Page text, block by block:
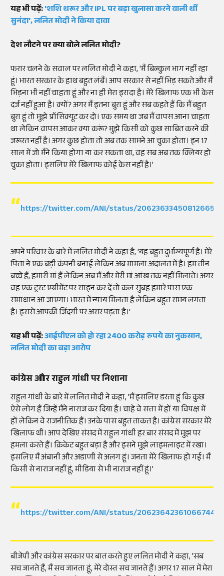
यह भी पढ़ें:'शशि थरूर और IPL पर बड़ा खुलासा करने वाली थीं
सुनंदा', ललित मोदी ने किया दावा
देश लौटने पर क्या बोले ललित मोदी?
फरार चलने के सवाल पर ललित मोदी ने कहा, 'मैं बिल्कुल भाग नहीं रहा
हूं। भारत सरकार के हाथ बहुत लंबैं। आप सरकार से नहीं भिड़ सकते और मैं
भिड़ना भी नहीं चाहता हूं और ना ही मेरा इरादा है। मेरे खिलाफ एक भी केस
दर्ज नहीं हुआ है। क्यों? अगर मैं इतना बुरा हूं और सब कहते हैं कि मैं बहुत
बुरा हूं तो मुझे प्रॉसिक्यूट कर दो। एक समय था जब मैं वापस आना चाहता
था लेकिन वापस आकर क्या करूं? मुझे किसी को कुछ साबित करने की
जरूरत नहीं है। अगर कुछ होता तो अब तक सामने आ चुका होता। इन 17
साल में जो मैंने किया होगा या कर सकता था, वह सब अब तक क्लियर हो
चुका होता। इसलिए मेरे खिलाफ कोई केस नहीं है।'
https://twitter.com/ANI/status/2062363345081266583
अपने परिवार के बारे में ललित मोदी ने कहा है, 'यह बहुत दुर्भाग्यपूर्ण है। मेरे
पिता ने एक बड़ी कंपनी बनाई लेकिन अब मामला अदालत में है। हम तीन
बच्चे हैं, हमारी मां हैं लेकिन अब मैं और मेरी मां आंख तक नहीं मिलाते। अगर
वह एक ट्रस्ट एग्रीमेंट पर साइन कर दें तो कल सुबह हमारे पास एक
समाधान आ जाएगा। भारत में न्याय मिलता है लेकिन बहुत समय लगता
है। इससे आपकी जिंदगी पर असर पड़ता है।'
यह भी पढ़ें:आईपीएल को हो रहा 2400 करोड़ रुपये का नुकसान,
ललित मोदी का बड़ा आरोप
कांग्रेस और राहुल गांधी पर निशाना
राहुल गांधी के बारे में ललित मोदी ने कहा, 'मैं इसलिए डरता हूं कि कुछ
ऐसे लोग हैं जिन्हें मैंने नाराज कर दिया है। चाहे वे सत्ता में हों या विपक्ष में
हों लेकिन वे राजनीतिक हैं। उनके पास बहुत ताकत है। कांग्रेस सरकार मेरे
खिलाफ थी। आप देखिए संसद में राहुल गांधी हर बार संसद में मुझ पर
हमला करते हैं। क्रिकेट बहुत बड़ा है और इसने मुझे लाइमलाइट में रखा।
इसलिए मैं अंबानी और अडाणी से अलग हूं। जनता मेरे खिलाफ हो गई। मैं
किसी से नाराज नहीं हूं, मीडिया से भी नाराज नहीं हूं।'
https://twitter.com/ANI/status/2062364236106674452
बीजेपी और कांग्रेस सरकार पर बात करते हुए ललित मोदी ने कहा, 'सब
सच जानते हैं, मैं सच जानता हूं, मेरे दोस्त सच जानते हैं। अगर 17 साल में मेरा